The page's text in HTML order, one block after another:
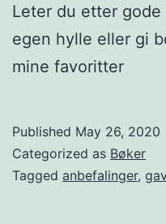
Leter du etter
egen hylle eller gi
mine favoritter
Published May 26, 2020
Categorized as Bøker
Tagged anbefalinger,